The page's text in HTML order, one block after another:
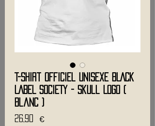
T-Shirt Officiel Unisexe BLACK
LABEL SOCIETY - Skull Logo (
Blanc )
26,90 €